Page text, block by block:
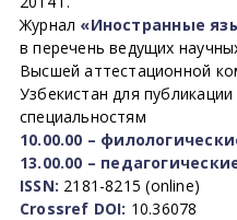
Журнал «Иностранные
в перечень ведущих
Высшей аттестационной
Узбекистан для
специальностям
10.00.00 –
13.00.00 –
ISSN: 2181-8215 (online)
Crossref DOI: 10.36078